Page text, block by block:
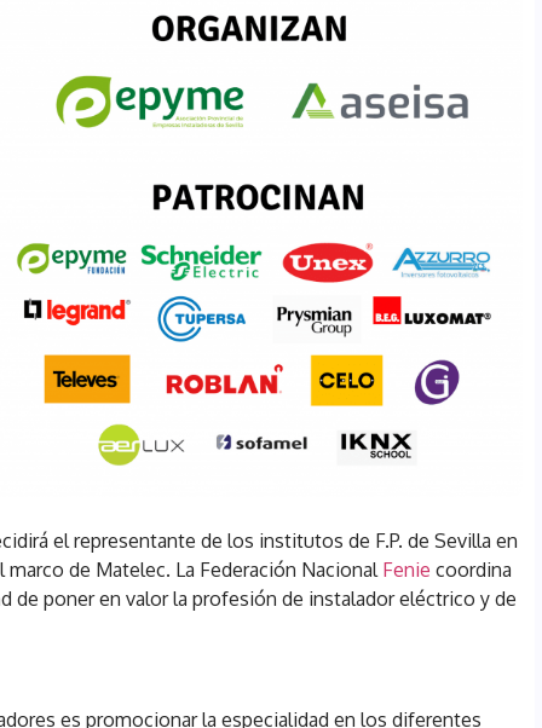
el representante de los institutos de F.P. de Sevilla en
de Matelec. La Federación Nacional Feniecoordina
de poner en valor la profesión de instalador eléctrico y de
es promocionar la especialidad en los diferentes